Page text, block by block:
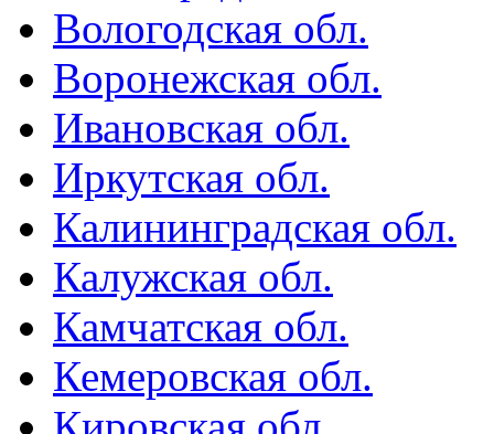
Вологодская обл.
Воронежская обл.
Ивановская обл.
Иркутская обл.
Калининградская обл.
Калужская обл.
Камчатская обл.
Кемеровская обл.